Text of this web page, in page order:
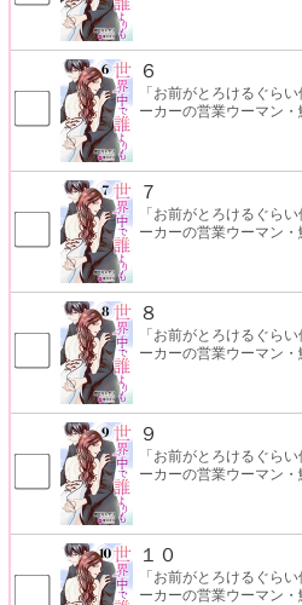
６
「お前がとろけるぐら
ーカーの営業ウーマン
７
「お前がとろけるぐら
ーカーの営業ウーマン
８
「お前がとろけるぐら
ーカーの営業ウーマン
９
「お前がとろけるぐら
ーカーの営業ウーマン
１０
「お前がとろけるぐら
ーカーの営業ウーマン